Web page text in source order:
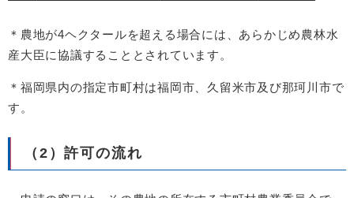
＊農地が4ヘクタールを超える場合には、あらかじめ農林水
産大臣に協議することとされています。
＊福岡県内の指定市町村は福岡市、久留米市及び那珂川市で
す。
（2）許可の流れ